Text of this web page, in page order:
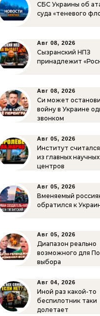
СБС Украины об
суда «теневого
Авг 08, 2026
Сызранский НПЗ
принадлежит
Авг 08, 2026
Си может
войну в Украине
звонком
Авг 05, 2026
Институт
из главных научных
центров
Авг 05, 2026
Вменяемый
обратился к
Авг 05, 2026
Диапазон реально
возможного для
выбора
Авг 04, 2026
Иной раз какой-то
беспилотник таки
долетает